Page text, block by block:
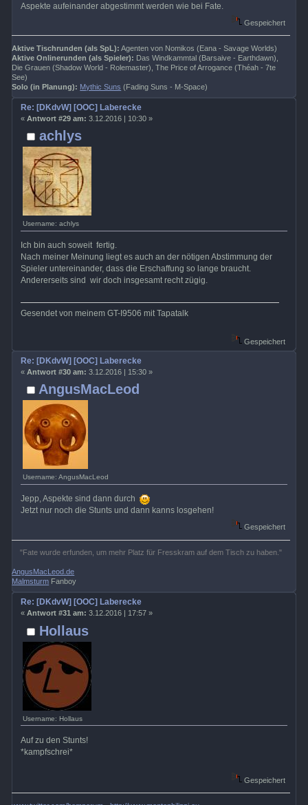
Aspekte aufeinander abgestimmt werden wie bei Fate.
Gespeichert
Aktive Tischrunden (als SpL): Agenten von Nomikos (Eana - Savage Worlds)
Aktive Onlinerunden (als Spieler): Das Windkammtal (Barsaive - Earthdawn),
Die Grauen (Shadow World - Rolemaster), The Price of Arrogance (Théah - 7te
See)
Solo (in Planung): Mythic Suns (Fading Suns - M-Space)
achlys
Username: achlys
Re: [DKdvW] [OOC] Laberecke
« Antwort #29 am: 3.12.2016 | 10:30 »
Ich bin auch soweit fertig.
Nach meiner Meinung liegt es auch an der nötigen Abstimmung der
Spieler untereinander, dass die Erschaffung so lange braucht.
Andererseits sind wir doch insgesamt recht zügig.
Gesendet von meinem GT-I9506 mit Tapatalk
Gespeichert
AngusMacLeod
Username: AngusMacLeod
Re: [DKdvW] [OOC] Laberecke
« Antwort #30 am: 3.12.2016 | 15:30 »
Jepp, Aspekte sind dann durch
Jetzt nur noch die Stunts und dann kanns losgehen!
Gespeichert
"Fate wurde erfunden, um mehr Platz für Fresskram auf dem Tisch zu haben."
AngusMacLeod.de
Malmsturm Fanboy
Hollaus
Username: Hollaus
Re: [DKdvW] [OOC] Laberecke
« Antwort #31 am: 3.12.2016 | 17:57 »
Auf zu den Stunts!
*kampfschrei*
Gespeichert